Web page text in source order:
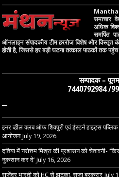
समाचार
अधिक
समर्पित
ऑनलाइन संपादकीय टीम हररोज विशेष और विस्तृत
होती है, जिससे हर बड़ी घटना तत्काल पाठकों तक
सम्पादक – पूनम
7440792984 /
–
इनर व्हील क्लब ऑफ शिवपुरी एवं ईस्टर्न हाइट्स
आयोजन July 19, 2026
दतिया में नरोत्तम मिश्रा की प्रशासन को चेतावनी-
नुकसान कर दे’ July 16, 2026
राजेंद्र भारती को HC से झटका, सजा बरकरार July